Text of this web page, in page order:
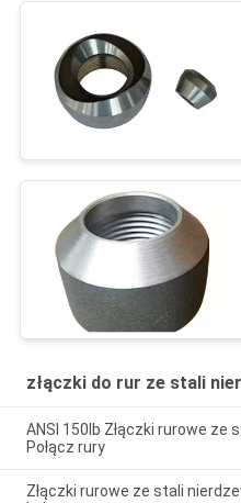
złączki do rur ze stali
ANSI 150lb Złączki rurowe ze
Połącz rury
Złączki rurowe ze stali